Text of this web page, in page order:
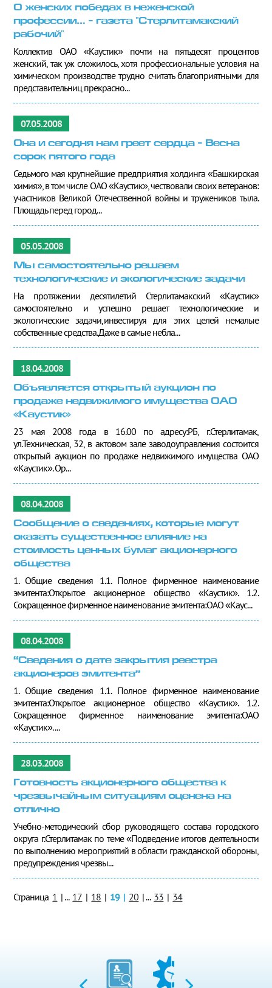
О женских победах в неженской
профессии… - газета "Стерлитамакский
рабочий"
Коллектив ОАО «Каустик» почти на пятьдесят процентов
женский, так уж сложилось, хотя профессиональные условия на
химическом производстве трудно считать благоприятными для
представительниц прекрасно...
07.05.2008
Она и сегодня нам греет сердца - Весна
сорок пятого года
Седьмого мая крупнейшие предприятия холдинга «Башкирская
химия», в том числе ОАО «Каустик», чествовали своих ветеранов:
участников Великой Отечественной войны и тружеников тыла.
Площадь перед город...
05.05.2008
Мы самостоятельно решаем
технологические и экологические задачи
На протяжении десятилетий Стерлитамакский «Каустик»
самостоятельно и успешно решает технологические и
экологические задачи,инвестируя для этих целей немалые
собственные средства.Даже в самые небла...
18.04.2008
Объявляется открытый аукцион по
продаже недвижимого имущества ОАО
«Каустик»
23 мая 2008 года в 16.00 по адресу:РБ, г.Стерлитамак,
ул.Техническая, 32, в актовом зале заводоуправления состоится
открытый аукцион по продаже недвижимого имущества ОАО
«Каустик». Ор...
08.04.2008
Сообщение о сведениях, которые могут
оказать существенное влияние на
стоимость ценных бумаг акционерного
общества
1. Общие сведения 1.1. Полное фирменное наименование
эмитента:Открытое акционерное общество «Каустик». 1.2.
Сокращенное фирменное наименование эмитента:ОАО «Каус...
08.04.2008
“Сведения о дате закрытия реестра
акционеров эмитента”
1. Общие сведения 1.1. Полное фирменное наименование
эмитента:Открытое акционерное общество «Каустик». 1.2.
Сокращенное фирменное наименование эмитента:ОАО
«Каустик». ...
28.03.2008
Готовность акционерного общества к
чрезвычайным ситуациям оценена на
отлично
Учебно-методический сбор руководящего состава городского
округа г.Стерлитамак по теме «Подведение итогов деятельности
по выполнению мероприятий в области гражданской обороны,
предупреждения чрезвы...
Страница 1 | ... 17 | 18 | 19 | 20 | ... 33 | 34